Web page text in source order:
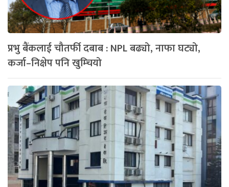
प्रभु बैंकलाई चौतर्फी दबाब : NPL बढ्यो, नाफा घट्यो,
कर्जा–निक्षेप पनि खुम्चियो